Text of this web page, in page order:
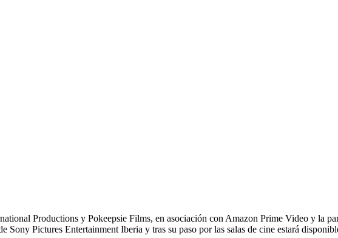
Productions y Pokeepsie Films, en asociación con Amazon Prime Video y la
Sony Pictures Entertainment Iberia y tras su paso por las salas de cine estará